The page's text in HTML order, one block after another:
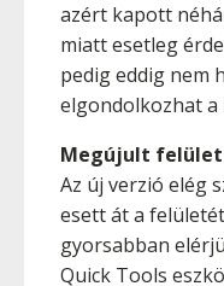
azért kapott
miatt esetleg
pedig eddig nem
elgondolkozhat a
Megújult
Az új verzió elég
esett át a
gyorsabban
Quick Tools